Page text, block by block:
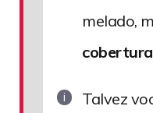
melado,
Talvez